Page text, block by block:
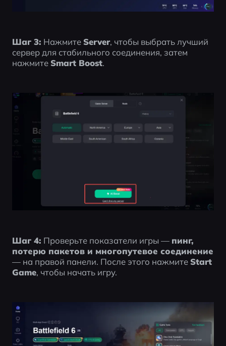
Шаг 3: Нажмите Server, чтобы выбрать лучший
сервер для стабильного соединения, затем
нажмите Smart Boost.
Шаг 4: Проверьте показатели игры — пинг,
потерю пакетов и многопутевое соединение
— на правой панели. После этого нажмите Start
Game, чтобы начать игру.